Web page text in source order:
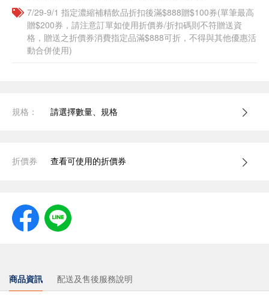
7/29-9/1 指定濃縮補精飲品​折扣後滿$888贈$100券(單筆最高
贈$200券，請注意訂單如使用折價券/折扣碼則不符贈送資
格，贈送之折價券消費指定品滿$888可折，不得與其他優惠活
動合併使用)
規格： 請選擇數量、規格
折價券 查看可使用的折價券
商品資訊 配送及售後服務說明